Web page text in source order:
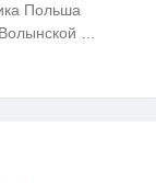
Польша